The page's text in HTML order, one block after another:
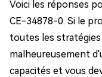
Voici les réponses
CE-34878-0. Si le
toutes les stratégies
malheureusement
capacités et vous